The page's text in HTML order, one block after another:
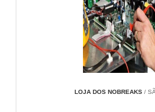
LOJA DOS NOBREAKS/